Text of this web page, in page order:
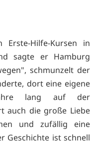
Erste-Hilfe-Kursen in
sagte er Hamburg
schmunzelt der
dort eine eigene
lang auf der
auch die große Liebe
und zufällig eine
Geschichte ist schnell